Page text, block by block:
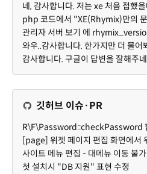
깃허브 이슈·PR
사이트 메뉴 편집 - 대메뉴 이동 불가
첫 설치시 "DB 지원" 표현 수정